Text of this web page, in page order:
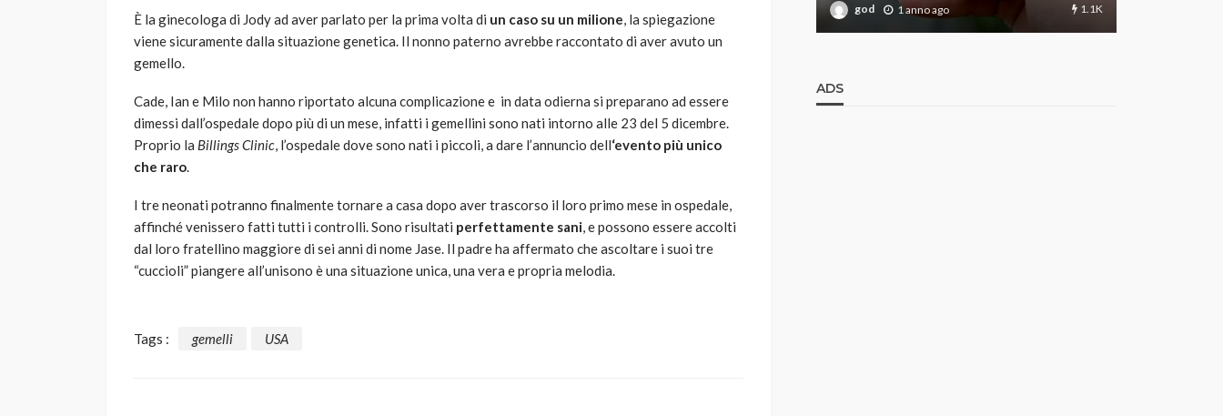
È la ginecologa di Jody ad aver parlato per la prima volta di un caso su un milione, la spiegazione
viene sicuramente dalla situazione genetica. Il nonno paterno avrebbe raccontato di aver avuto un
gemello.
Cade, Ian e Milo non hanno riportato alcuna complicazione e in data odierna si preparano ad essere
dimessi dall’ospedale dopo più di un mese, infatti i gemellini sono nati intorno alle 23 del 5 dicembre.
Proprio la Billings Clinic, l’ospedale dove sono nati i piccoli, a dare l’annuncio dell‘evento più unico
che raro.
I tre neonati potranno finalmente tornare a casa dopo aver trascorso il loro primo mese in ospedale,
affinché venissero fatti tutti i controlli. Sono risultati perfettamente sani, e possono essere accolti
dal loro fratellino maggiore di sei anni di nome Jase. Il padre ha affermato che ascoltare i suoi tre
“cuccioli” piangere all’unisono è una situazione unica, una vera e propria melodia.
Tags : gemelli USA
god 1 anno ago 1.1K
ADS